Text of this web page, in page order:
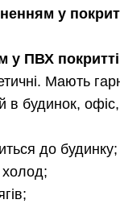
у
ПВХ
Мають
будинок,
до будинку;
холод;